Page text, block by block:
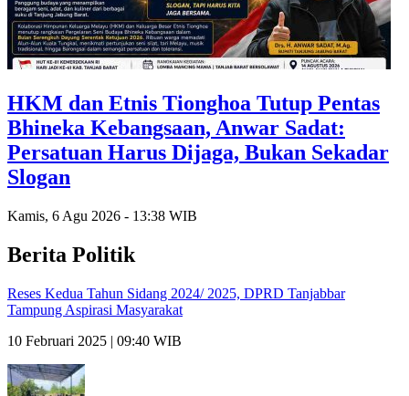
HKM dan Etnis Tionghoa Tutup Pentas
Bhineka Kebangsaan, Anwar Sadat:
Persatuan Harus Dijaga, Bukan Sekadar
Slogan
Kamis, 6 Agu 2026 - 13:38 WIB
Berita Politik
Reses Kedua Tahun Sidang 2024/ 2025, DPRD Tanjabbar
Tampung Aspirasi Masyarakat
10 Februari 2025 | 09:40 WIB